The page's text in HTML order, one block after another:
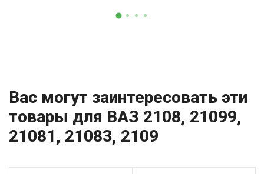
Вас могут заинтересовать эти
товары для ВАЗ 2108, 21099,
21081, 21083, 2109